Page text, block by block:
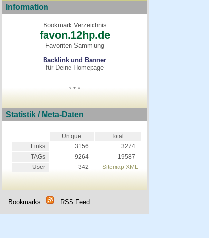
Information
Bookmark Verzeichnis
favon.12hp.de
Favoriten Sammlung
Backlink und Banner
für Deine Homepage
* * *
Statistik / Meta-Daten
Unique
Total
Links:
3156
3274
TAGs:
9264
19587
User:
342 Sitemap XML
Bookmarks RSS Feed